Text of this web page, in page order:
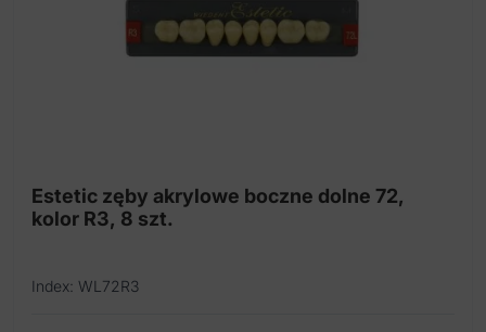
Estetic zęby akrylowe boczne dolne 72,
kolor R3, 8 szt.
Index: WL72R3